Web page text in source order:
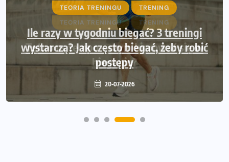
TEORIA TRENINGU TRENING
Ile razy w tygodniu biegać? 3 treningi
wystarczą? Jak często biegać, żeby robić
postępy
20-07-2026